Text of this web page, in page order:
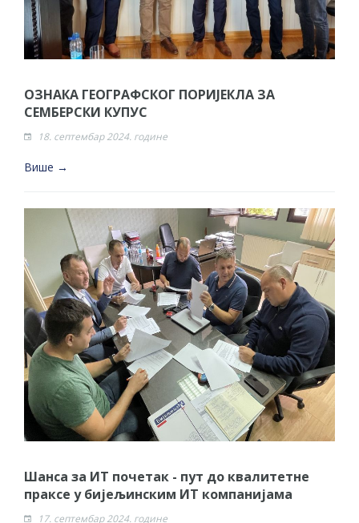
ОЗНАКА ГЕОГРАФСКОГ ПОРИЈЕКЛА ЗА
СЕМБЕРСКИ КУПУС
18. септембар 2024. године
Више →
Шанса за ИТ почетак - пут до квалитетне
праксе у бијељинским ИТ компанијама
17. септембар 2024. године